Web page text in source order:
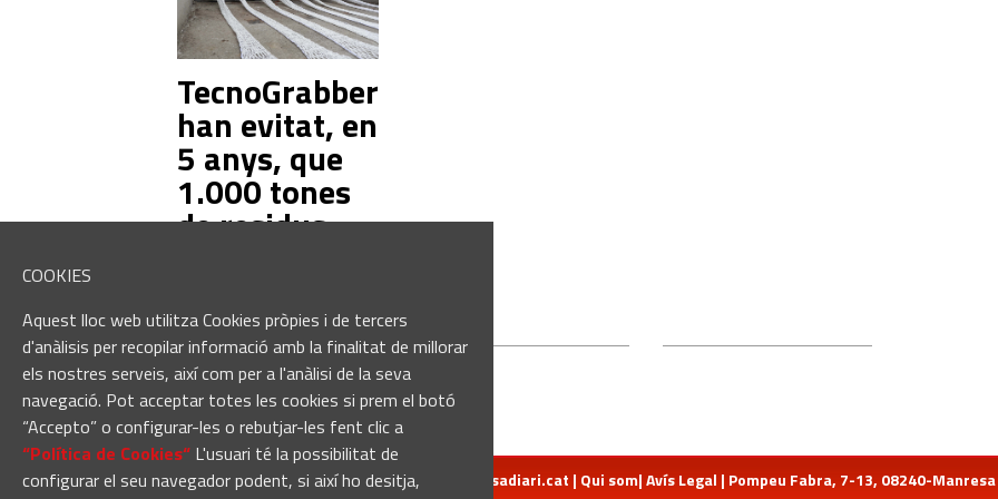
COOKIES
Aquest lloc web utilitza Cookies pròpies i de tercers
d'anàlisis per recopilar informació amb la finalitat de millorar
els nostres serveis, així com per a l'anàlisi de la seva
navegació. Pot acceptar totes les cookies si prem el botó
“Accepto” o configurar-les o rebutjar-les fent clic a
“Política de Cookies“ L'usuari té la possibilitat de
configurar el seu navegador podent, si així ho desitja,
TecnoGrabber
han evitat, en
5 anys, que
1.000 tones
de residus
redaccio@manresadiari.cat | Qui som|Avís Legal | Pompeu Fabra, 7-13, 08240-